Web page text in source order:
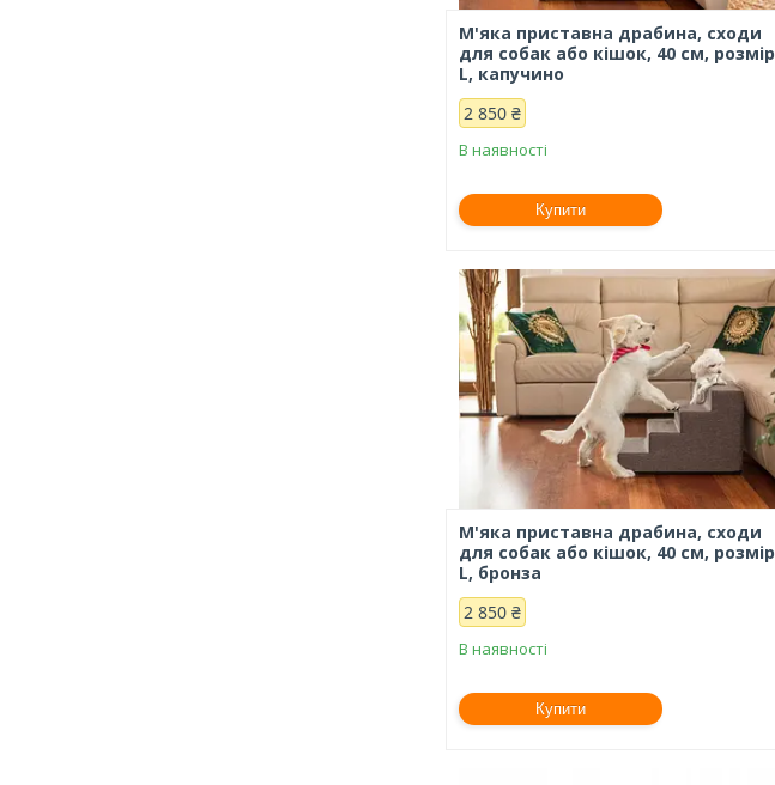
М'яка приставна драбина, сходи
для собак або кішок, 40 см, розмір
L, капучино
2 850 ₴
В наявності
Купити
М'яка приставна драбина, сходи
для собак або кішок, 40 см, розмір
L, бронза
2 850 ₴
В наявності
Купити